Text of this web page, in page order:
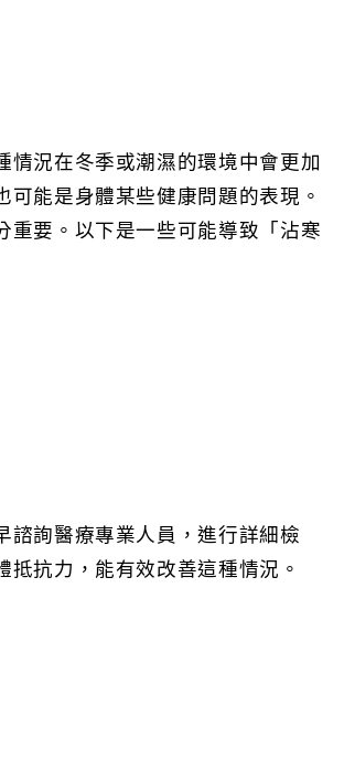
情況在冬季或潮濕的環境中會更加
能是身體某些健康問題的表現。
重要。以下是一些可能導致「沾寒
諮詢醫療專業人員，進行詳細檢
抗力，能有效改善這種情況。